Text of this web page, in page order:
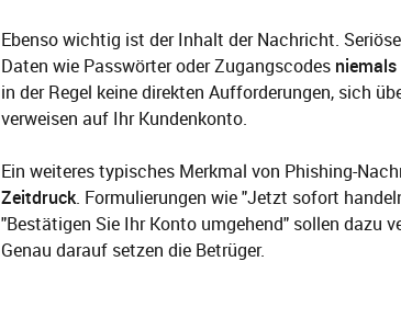
Ebenso wichtig ist der Inhalt der Nachricht.
Daten wie Passwörter oder Zugangscodes niemals
in der Regel keine direkten Aufforderungen, sich
verweisen auf Ihr Kundenkonto.
Ein weiteres typisches Merkmal von Phishing-
Zeitdruck. Formulierungen wie "Jetzt sofort
"Bestätigen Sie Ihr Konto umgehend" sollen dazu
Genau darauf setzen die Betrüger.